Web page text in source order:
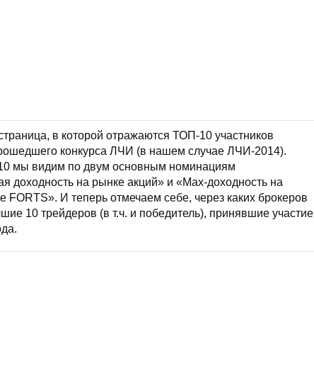
в которой отражаются ТОП-10 участников
конкурса ЛЧИ (в нашем случае ЛЧИ-2014).
мы видим по двум основным номинациям
доходность на рынке акций» и «Max-доходность на
FORTS». И теперь отмечаем себе, через каких брокеров
10 трейдеров (в т.ч. и победитель), принявшие участие